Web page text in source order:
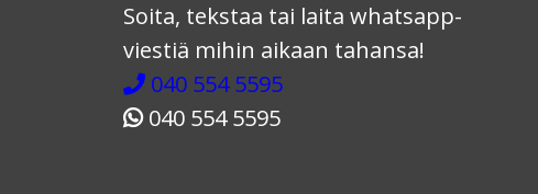
Soita, tekstaa tai laita whatsapp-
viestiä mihin aikaan tahansa!
040 554 5595
040 554 5595